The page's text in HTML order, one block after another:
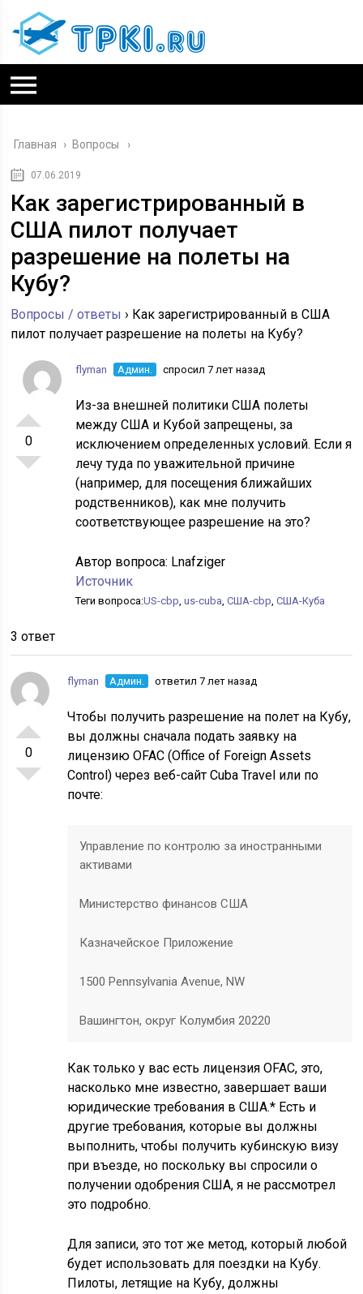
Главная › Вопросы
07.06.2019
Как зарегистрированный в
США пилот получает
разрешение на полеты на
Кубу?
Вопросы / ответы › Как зарегистрированный в США
пилот получает разрешение на полеты на Кубу?
0
flyman Админ. спросил 7 лет назад
Из-за внешней политики США полеты
между США и Кубой запрещены, за
исключением определенных условий. Если я
лечу туда по уважительной причине
(например, для посещения ближайших
родственников), как мне получить
соответствующее разрешение на это?
Автор вопроса: Lnafziger
Источник
Теги вопроса:US-cbp,us-cuba,США-cbp,США-Куба
3 ответ
0
flyman Админ. ответил 7 лет назад
Чтобы получить разрешение на полет на Кубу,
вы должны сначала подать заявку на
лицензию OFAC (Office of Foreign Assets
Control) через веб-сайт Cuba Travel или по
почте:
Управление по контролю за иностранными
активами
Министерство финансов США
Казначейское Приложение
1500 Pennsylvania Avenue, NW
Вашингтон, округ Колумбия 20220
Как только у вас есть лицензия OFAC, это,
насколько мне известно, завершает ваши
юридические требования в США.* Есть и
другие требования, которые вы должны
выполнить, чтобы получить кубинскую визу
при въезде, но поскольку вы спросили о
получении одобрения США, я не рассмотрел
это подробно.
Для записи, это тот же метод, который любой
будет использовать для поездки на Кубу.
Пилоты, летящие на Кубу, должны